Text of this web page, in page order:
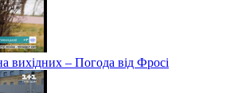
вихідних – Погода від Фросі